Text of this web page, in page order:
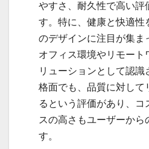
やすさ、耐久性で高い評
す。特に、健康と快適性
のデザインに注目が集ま
オフィス環境やリモート
リューションとして認識
格面でも、品質に対して
るという評価があり、コ
スの高さもユーザーから
す。